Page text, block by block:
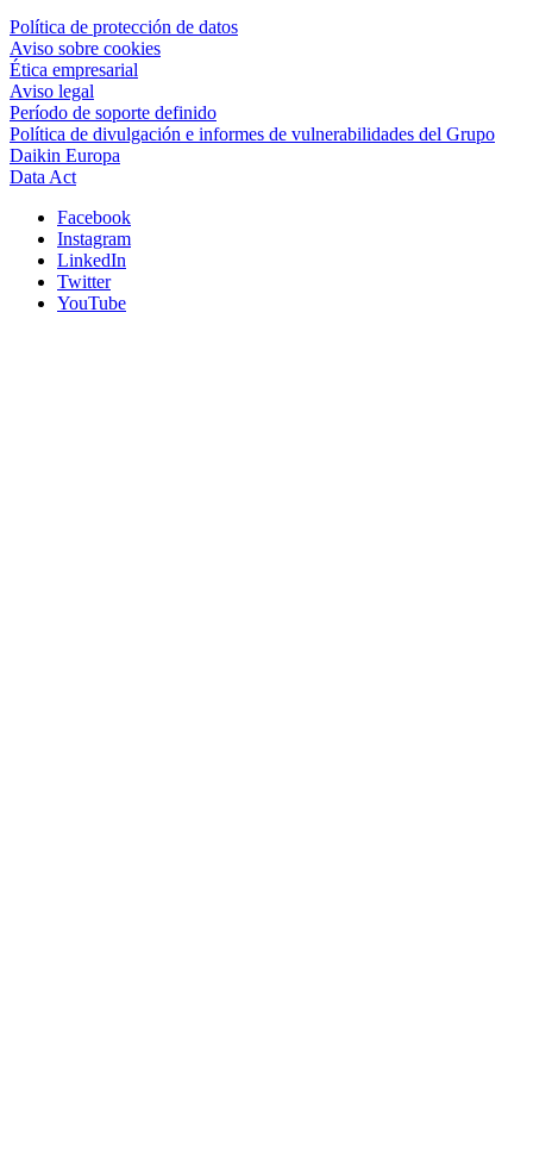
Política de protección de datos
Aviso sobre cookies
Ética empresarial
Aviso legal
Período de soporte definido
Política de divulgación e informes de vulnerabilidades del Grupo
Daikin Europa
Data Act
Facebook
Instagram
LinkedIn
Twitter
YouTube